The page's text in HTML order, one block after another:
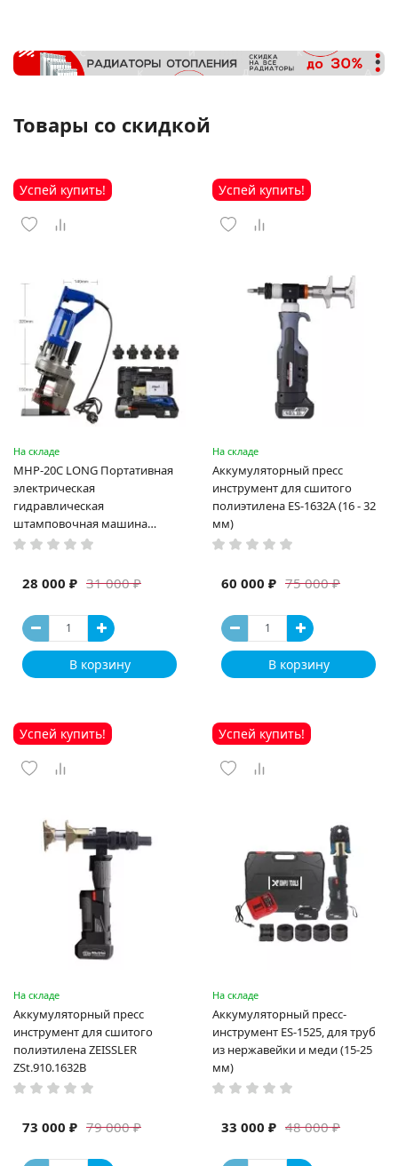
Товары со скидкой
Успей купить!
На складе
MHP-20C LONG Портативная
электрическая
гидравлическая
штамповочная машина
высокая мощность и мощный
машина
31 000 ₽
28 000 ₽
В корзину
Успей купить!
На складе
Аккумуляторный пресс
инструмент для сшитого
полиэтилена ES-1632A (16 - 32
мм)
75 000 ₽
60 000 ₽
В корзину
Успей купить!
На складе
Аккумуляторный пресс
инструмент для сшитого
полиэтилена ZEISSLER
ZSt.910.1632B
79 000 ₽
73 000 ₽
Успей купить!
На складе
Аккумуляторный пресс-
инструмент ES-1525, для труб
из нержавейки и меди (15-25
мм)
48 000 ₽
33 000 ₽